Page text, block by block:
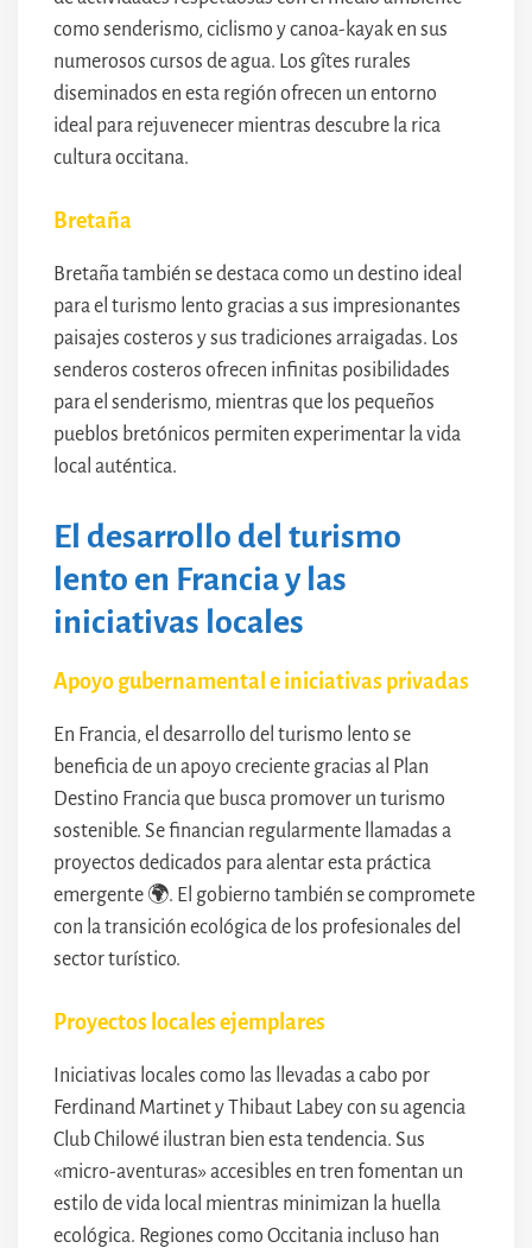
como senderismo, ciclismo y canoa-kayak en sus
numerosos cursos de agua. Los gîtes rurales
diseminados en esta región ofrecen un entorno
ideal para rejuvenecer mientras descubre la rica
cultura occitana.
Bretaña
Bretaña también se destaca como un destino ideal
para el turismo lento gracias a sus impresionantes
paisajes costeros y sus tradiciones arraigadas. Los
senderos costeros ofrecen infinitas posibilidades
para el senderismo, mientras que los pequeños
pueblos bretónicos permiten experimentar la vida
local auténtica.
El desarrollo del turismo
lento en Francia y las
iniciativas locales
Apoyo gubernamental e iniciativas privadas
En Francia, el desarrollo del turismo lento se
beneficia de un apoyo creciente gracias al Plan
Destino Francia que busca promover un turismo
sostenible. Se financian regularmente llamadas a
proyectos dedicados para alentar esta práctica
emergente 🌍. El gobierno también se compromete
con la transición ecológica de los profesionales del
sector turístico.
Proyectos locales ejemplares
Iniciativas locales como las llevadas a cabo por
Ferdinand Martinet y Thibaut Labey con su agencia
Club Chilowé ilustran bien esta tendencia. Sus
«micro-aventuras» accesibles en tren fomentan un
estilo de vida local mientras minimizan la huella
ecológica. Regiones como Occitania incluso han